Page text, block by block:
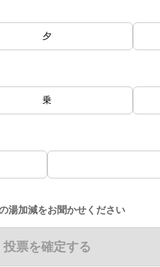
夕
乗
湯加減をお聞かせください
投票を確定する